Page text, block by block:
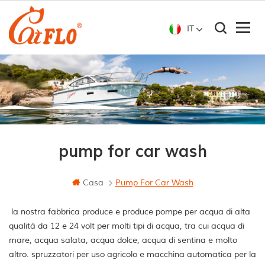
IT
pump for car wash
Casa Pump For Car Wash
la nostra fabbrica produce e produce pompe per acqua di alta
qualità da 12 e 24 volt per molti tipi di acqua, tra cui acqua di
mare, acqua salata, acqua dolce, acqua di sentina e molto
altro. spruzzatori per uso agricolo e macchina automatica per la